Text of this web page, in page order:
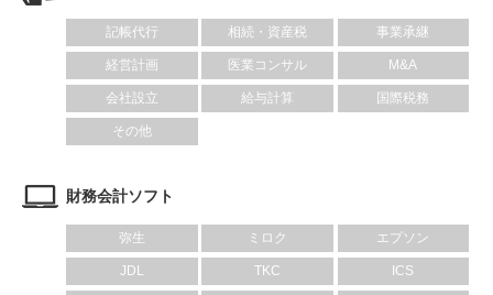
記帳代行 相続・資産税 事業承継
経営計画 医業コンサル M&A
会社設立 給与計算 国際税務
その他
財務会計ソフト
弥生 ミロク エプソン
JDL TKC ICS